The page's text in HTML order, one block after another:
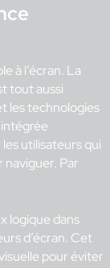
à l’écran. La
tout aussi
les technologies
intégrée
utilisateurs qui
naviguer. Par
logique dans
d’écran. Cet
pour éviter